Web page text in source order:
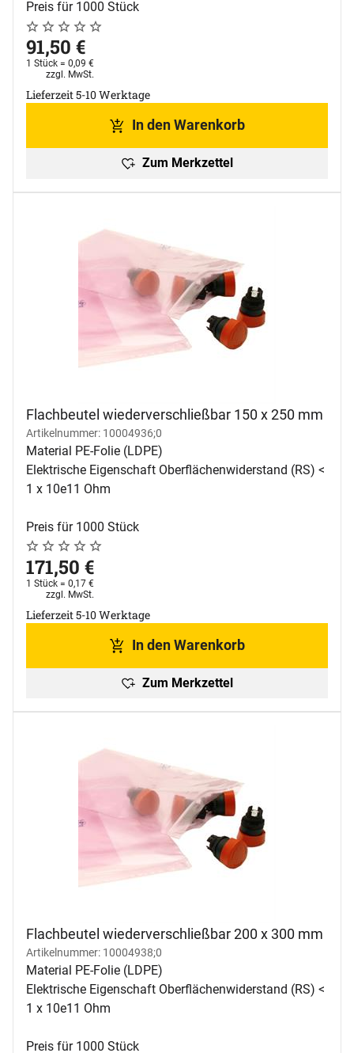
Preis für 1000 Stück
Noch keine Bewertungen abgegeben
0 Bewertungen
91,50 €
1 Stück = 0,09 €
Steuerhinweis:
zzgl. MwSt.
Lieferzeit 5-10 Werktage
In den Warenkorb
Zum Merkzettel
Flachbeutel wiederverschließbar 150 x 250 mm
Artikelnummer: 10004936;0
Material PE-Folie (LDPE)
Elektrische Eigenschaft Oberflächenwiderstand (RS) <
1 x 10e11 Ohm
Preis für 1000 Stück
Noch keine Bewertungen abgegeben
0 Bewertungen
171,50 €
1 Stück = 0,17 €
Steuerhinweis:
zzgl. MwSt.
Lieferzeit 5-10 Werktage
In den Warenkorb
Zum Merkzettel
Flachbeutel wiederverschließbar 200 x 300 mm
Artikelnummer: 10004938;0
Material PE-Folie (LDPE)
Elektrische Eigenschaft Oberflächenwiderstand (RS) <
1 x 10e11 Ohm
Preis für 1000 Stück